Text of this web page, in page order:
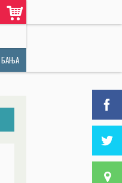
БАЊА